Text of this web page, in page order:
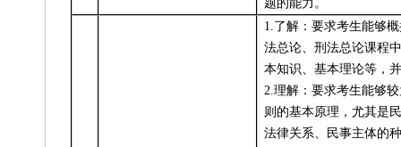
题的能力。
1.了解：要求考生能够
法总论、刑法总论课程
本知识、基本理论等，
2.理解：要求考生能够
则的基本原理，尤其是
法律关系、民事主体的